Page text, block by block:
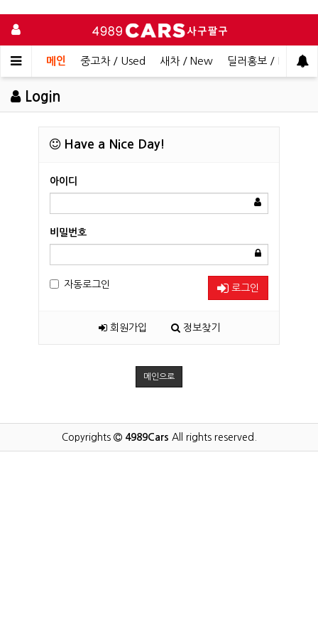
메인 중고차 / Used 새차 / New 딜러홍보 / Dealer
Login
Have a Nice Day!
아이디
비밀번호
자동로그인 로그인
회원가입 정보찾기
메인으로
Copyrights 4989Cars All rights reserved.